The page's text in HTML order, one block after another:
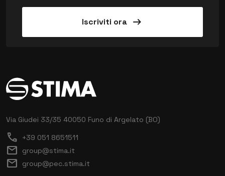
Iscriviti ora arrow_right_alt
Via Giudei 33/35 40050 Funo di Argelato (BO)
call +39 051 8651511
mail group@stima.it
mail group@pec.stima.it